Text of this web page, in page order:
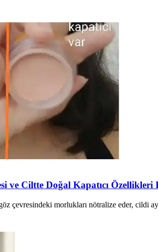
ve Ciltte Doğal Kapatıcı
çevresindeki morlukları nötralize eder, cildi